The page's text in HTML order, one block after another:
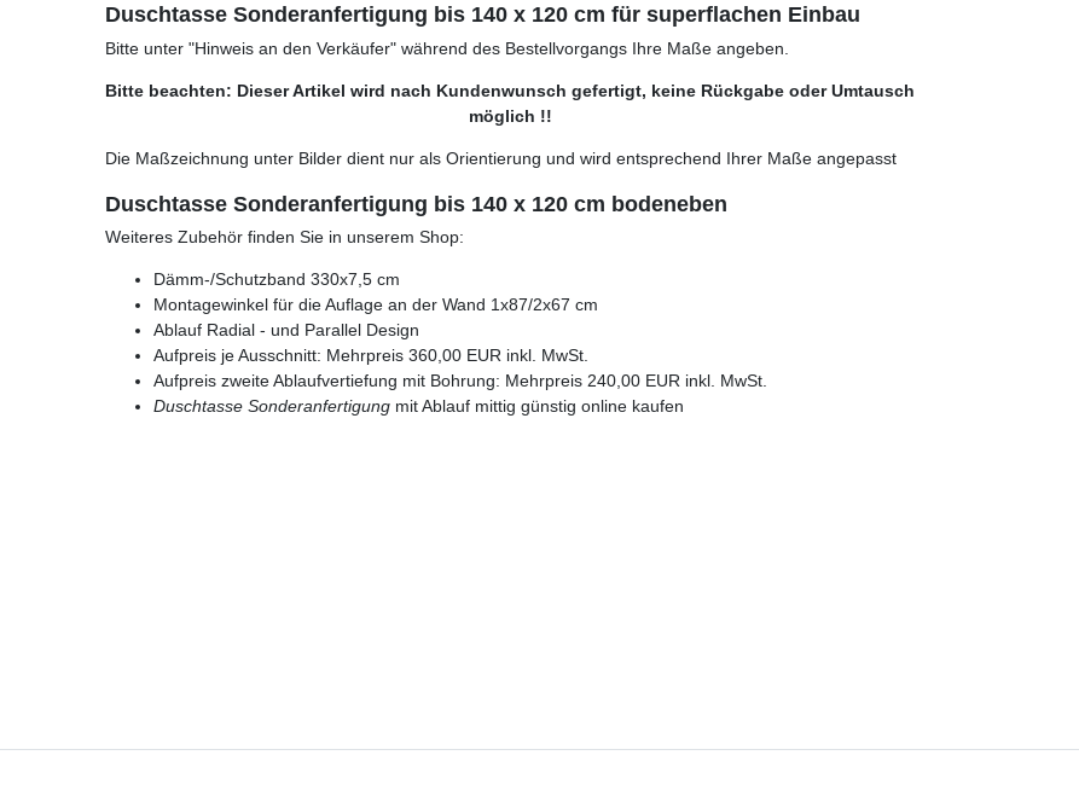
Duschtasse Sonderanfertigung bis 140 x 120 cm für superflachen Einbau
Bitte unter "Hinweis an den Verkäufer" während des Bestellvorgangs Ihre Maße angeben.
Bitte beachten: Dieser Artikel wird nach Kundenwunsch gefertigt, keine Rückgabe oder Umtausch
möglich !!
Die Maßzeichnung unter Bilder dient nur als Orientierung und wird entsprechend Ihrer Maße angepasst
Duschtasse Sonderanfertigung bis 140 x 120 cm bodeneben
Weiteres Zubehör finden Sie in unserem Shop:
Dämm-/Schutzband 330x7,5 cm
Montagewinkel für die Auflage an der Wand 1x87/2x67 cm
Ablauf Radial - und Parallel Design
Aufpreis je Ausschnitt: Mehrpreis 360,00 EUR inkl. MwSt.
Aufpreis zweite Ablaufvertiefung mit Bohrung: Mehrpreis 240,00 EUR inkl. MwSt.
Duschtasse Sonderanfertigung mit Ablauf mittig günstig online kaufen